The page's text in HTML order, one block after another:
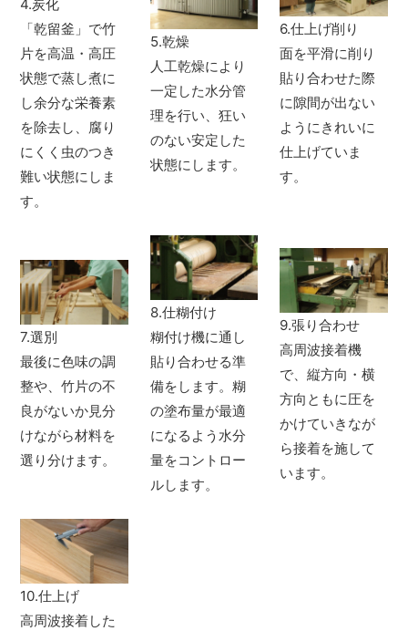
4.炭化
「乾留釜」で竹
片を高温・高圧
状態で蒸し煮に
し余分な栄養素
を除去し、腐り
にくく虫のつき
難い状態にしま
す。
5.乾燥
人工乾燥により
一定した水分管
理を行い、狂い
のない安定した
状態にします。
6.仕上げ削り
面を平滑に削り
貼り合わせた際
に隙間が出ない
ようにきれいに
仕上げていま
す。
7.選別
最後に色味の調
整や、竹片の不
良がないか見分
けながら材料を
選り分けます。
8.仕糊付け
糊付け機に通し
貼り合わせる準
備をします。糊
の塗布量が最適
になるよう水分
量をコントロー
ルします。
9.張り合わせ
高周波接着機
で、縦方向・横
方向ともに圧を
かけていきなが
ら接着を施して
います。
10.仕上げ
高周波接着した